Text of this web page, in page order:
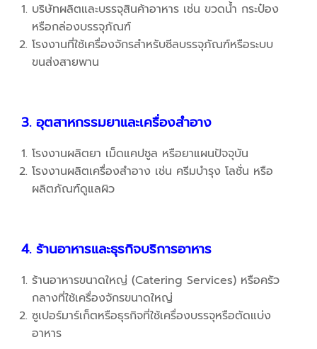
บริษัทผลิตและบรรจุสินค้าอาหาร เช่น ขวดน้ำ กระป๋อง
หรือกล่องบรรจุภัณฑ์
โรงงานที่ใช้เครื่องจักรสำหรับซีลบรรจุภัณฑ์หรือระบบ
ขนส่งสายพาน
3. อุตสาหกรรมยาและเครื่องสำอาง
โรงงานผลิตยา เม็ดแคปซูล หรือยาแผนปัจจุบัน
โรงงานผลิตเครื่องสำอาง เช่น ครีมบำรุง โลชั่น หรือ
ผลิตภัณฑ์ดูแลผิว
4. ร้านอาหารและธุรกิจบริการอาหาร
ร้านอาหารขนาดใหญ่ (Catering Services) หรือครัว
กลางที่ใช้เครื่องจักรขนาดใหญ่
ซูเปอร์มาร์เก็ตหรือธุรกิจที่ใช้เครื่องบรรจุหรือตัดแบ่ง
อาหาร